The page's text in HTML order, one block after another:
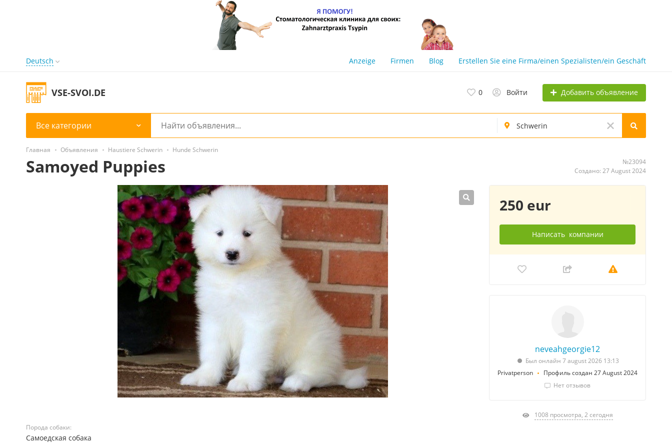
Deutsch Anzeige Firmen Blog Erstellen Sie eine Firma/einen Spezialisten/ein Geschäft
VSE-SVOI.DE 0 Войти Добавить объявление
Все категории
Главная Объявления Haustiere Schwerin Hunde Schwerin
Samoyed Puppies
№23094
Создано: 27 August 2024
Порода собаки:
Самоедская собака
250 eur
Написать компании
neveahgeorgie12
Был онлайн 7 august 2026 13:13
Privatperson
Профиль создан 27 August 2024
Нет отзывов
1008 просмотра, 2 сегодня